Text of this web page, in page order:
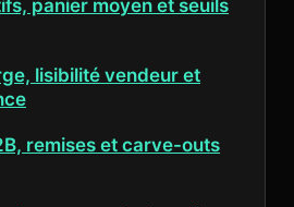
panier moyen et seuils
lisibilité vendeur et
remises et carve-outs